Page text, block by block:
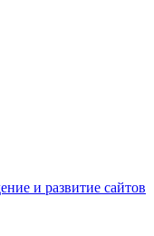
и развитие сайтов